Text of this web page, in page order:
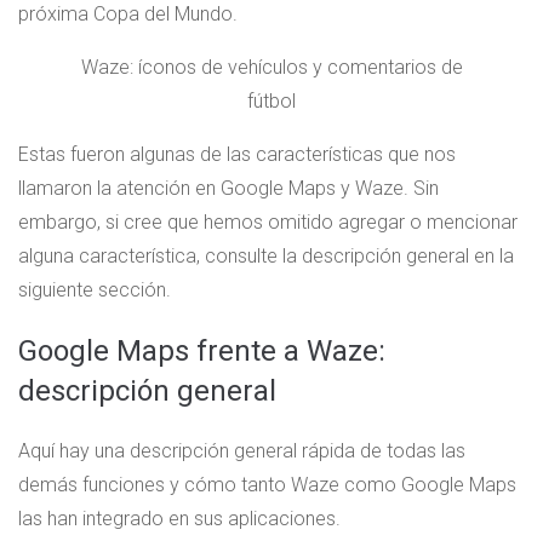
próxima Copa del Mundo.
Waze: íconos de vehículos y comentarios de
fútbol
Estas fueron algunas de las características que nos
llamaron la atención en Google Maps y Waze. Sin
embargo, si cree que hemos omitido agregar o mencionar
alguna característica, consulte la descripción general en la
siguiente sección.
Google Maps frente a Waze:
descripción general
Aquí hay una descripción general rápida de todas las
demás funciones y cómo tanto Waze como Google Maps
las han integrado en sus aplicaciones.